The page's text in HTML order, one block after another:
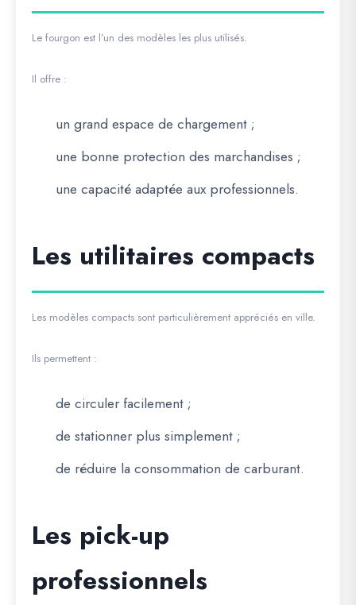
Le fourgon est l’un des modèles les plus utilisés.
Il offre :
un grand espace de chargement ;
une bonne protection des marchandises ;
une capacité adaptée aux professionnels.
Les utilitaires compacts
Les modèles compacts sont particulièrement appréciés en ville.
Ils permettent :
de circuler facilement ;
de stationner plus simplement ;
de réduire la consommation de carburant.
Les pick-up
professionnels